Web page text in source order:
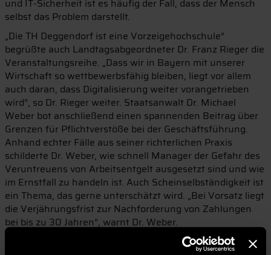
und IT-Sicherheit ist es häufig der Fall, dass der Mensch
selbst das Problem darstellt.
„Die TH Deggendorf ist eine Vorzeigehochschule“
begrüßte auch Landtagsabgeordneter Dr. Franz Rieger die
Veranstaltungsreihe. „Dass wir in Bayern mit unserer
Wirtschaft so wettbewerbsfähig bleiben, liegt vor allem
auch daran, dass Digitalisierung weiter vorangetrieben
wird“, so Dr. Rieger weiter. Staatsanwalt Dr. Michael
Weber bot anschließend einen spannenden Beitrag über
Grenzen für Pflichtverstöße bei der Geschäftsführung.
Anhand echter Fälle aus seiner richterlichen Praxis
schilderte Dr. Weber, wie schnell Manager der Gefahr des
Veruntreuens von Arbeitsentgelt ausgesetzt sind und wie
im Ernstfall zu handeln ist. Auch Scheinselbständigkeit ist
ein Thema, das gerne unterschätzt wird. „Bei Vorsatz liegt
die Verjährungsfrist zur Nachforderung von Zahlungen
bei bis zu 30 Jahren“, warnt Dr. Weber.
Anschließend referierten Karl-Michael Brückl und